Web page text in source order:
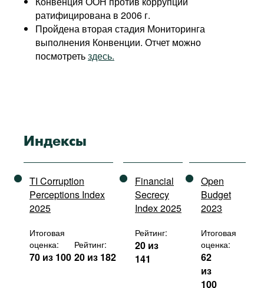
ратифицирована в 2006 г.
Пройдена вторая стадия Мониторинга
выполнения Конвенции. Отчет можно
посмотретьздесь.
Индексы
TI Corruption
Perceptions Index
2025
Итоговая
оценка:
70 из 100
Рейтинг:
20 из 182
Financial
Secrecy
Index 2025
Рейтинг:
20 из
141
Open
Budget
2023
Итоговая
оценка:
62
из
100